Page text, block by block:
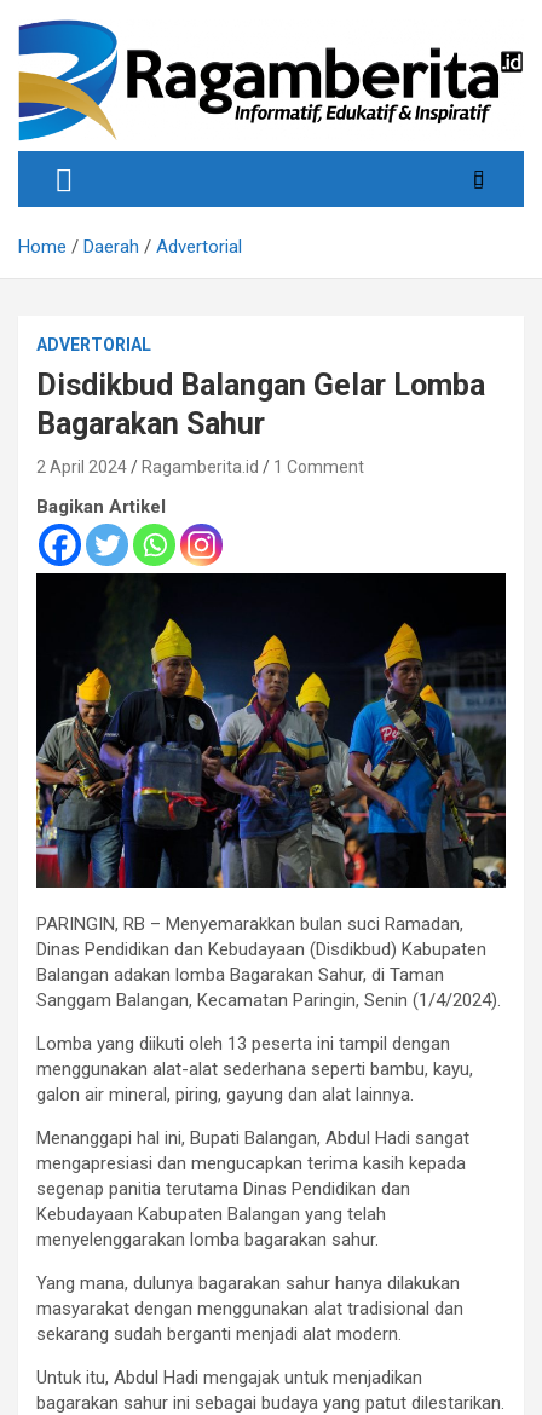
content
Ragamberita
Informatif, Edukatif & Inpiratif
Home Daerah Advertorial
ADVERTORIAL
Disdikbud Balangan Gelar Lomba
Bagarakan Sahur
2 April 2024 Ragamberita.id 1 Comment
Bagikan Artikel
PARINGIN, RB – Menyemarakkan bulan suci Ramadan,
Dinas Pendidikan dan Kebudayaan (Disdikbud) Kabupaten
Balangan adakan lomba Bagarakan Sahur, di Taman
Sanggam Balangan, Kecamatan Paringin, Senin (1/4/2024).
Lomba yang diikuti oleh 13 peserta ini tampil dengan
menggunakan alat-alat sederhana seperti bambu, kayu,
galon air mineral, piring, gayung dan alat lainnya.
Menanggapi hal ini, Bupati Balangan, Abdul Hadi sangat
mengapresiasi dan mengucapkan terima kasih kepada
segenap panitia terutama Dinas Pendidikan dan
Kebudayaan Kabupaten Balangan yang telah
menyelenggarakan lomba bagarakan sahur.
Yang mana, dulunya bagarakan sahur hanya dilakukan
masyarakat dengan menggunakan alat tradisional dan
sekarang sudah berganti menjadi alat modern.
Untuk itu, Abdul Hadi mengajak untuk menjadikan
bagarakan sahur ini sebagai budaya yang patut dilestarikan.